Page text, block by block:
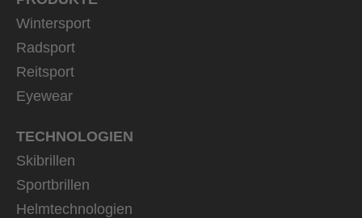
Wintersport
Radsport
Reitsport
Eyewear
TECHNOLOGIEN
Skibrillen
Sportbrillen
Helmtechnologien